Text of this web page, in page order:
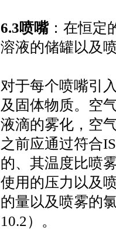
6.3喷嘴：在恒定
溶液的储罐以及
对于每个喷嘴引
及固体物质。空
液滴的雾化，空
之前应通过符合
的、其温度比喷
使用的压力以及
的量以及喷雾的
10.2）。